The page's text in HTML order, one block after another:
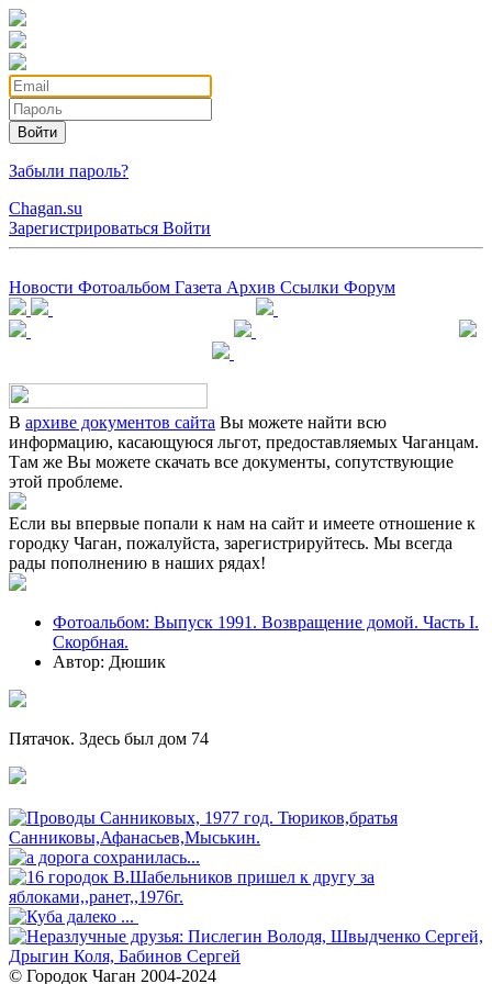
Войти
Забыли пароль?
Chagan.su
Зарегистрироваться Войти
Новости Фотоальбом Газета Архив Ссылки Форум
В архиве документов сайта Вы можете найти всю
информацию, касающуюся льгот, предоставляемых Чаганцам.
Там же Вы можете скачать все документы, сопутствующие
этой проблеме.
Если вы впервые попали к нам на сайт и имеете отношение к
городку Чаган, пожалуйста, зарегистрируйтесь. Мы всегда
рады пополнению в наших рядах!
Фотоальбом: Выпуск 1991. Возвращение домой. Часть I.
Скорбная.
Автор: Дюшик
Пятачок. Здесь был дом 74
© Городок Чаган 2004-2024